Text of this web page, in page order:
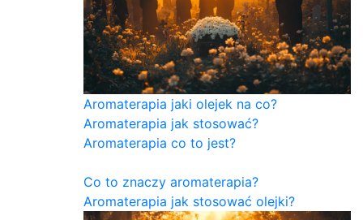
Aromaterapia jaki olejek na co?
Aromaterapia jak stosować?
Aromaterapia co to jest?
Co to znaczy aromaterapia?
Aromaterapia jak stosować olejki?